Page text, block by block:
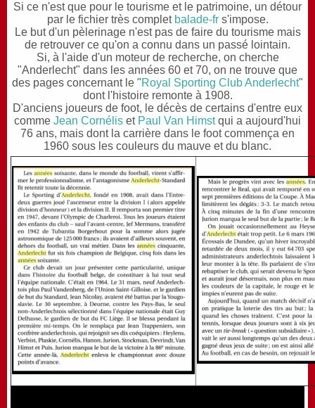
Si ce n'est que pour le tourisme et le patrimoine, un détour
par le fichier très complet balade-frs'impose.
Le but d'un pèlerinage n'est pas de faire du tourisme mais
de retrouver ce qu'on a connu dans un passé lointain.
Si, à l'aide d'un moteur de recherche, on cherche
"Anderlecht" dans les années 60 et 70, on ne trouve que
des pages concernant le "Royal Sporting Club Anderlecht"
dont l'histoire remonte à 1908.
D'anciens joueurs de foot, le décès de certains d'entre eux
comme Jean Cornélis et Paul Van Himstqui a aujourd'hui
76 ans, mais dont la carrière dans le foot commença en
1960 sous les couleurs du mauve et du blanc.